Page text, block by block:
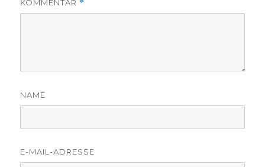
KOMMENTAR *
NAME
E-MAIL-ADRESSE